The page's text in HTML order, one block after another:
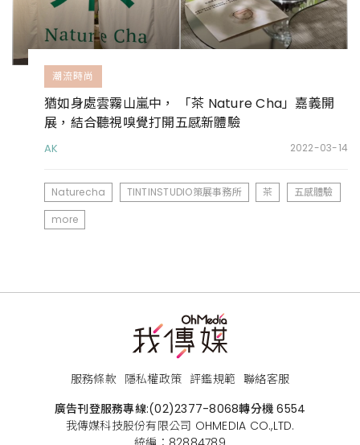
潮流時尚
猶如身處雲霧山嵐中， 「茶 Nature Cha」嘉義開
展，結合聽視嗅覺打開五感新體驗
AK 2022-03-14
Naturecha TINTINSTUDIO策展事務所 茶
五感體驗
more
服務條款 隱私權政策 評鑑規範 聯絡客服
廣告刊登服務專線:(02)2377-8068轉分機 6554
我傳媒科技股份有限公司 OHMEDIA CO.,LTD.